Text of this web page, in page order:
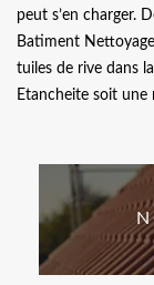
peut s’en charger.
Batiment
tuiles de rive dans
Etancheite soit une